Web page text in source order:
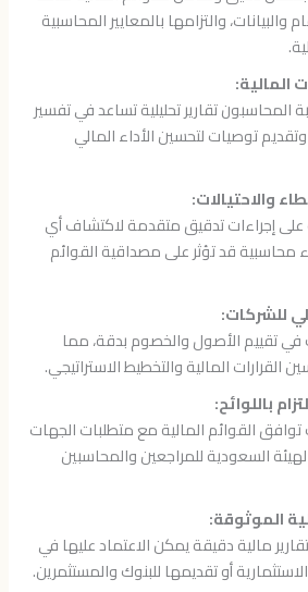
والتزامها بالمعايير المحاسبية
المالية:
المحاسبون تقارير تحليلية تساعد في تفسير
وتقديم توصيات لتحسين الأداء المالي
والاحتيالات:
على إجراءات تدقيق متقدمة لاكتشاف أي
محاسبية قد تؤثر على مصداقية القوائم
للشركات:
في تقييم الأصول والخصوم بدقة، مما
المالية والتخطيط الاستراتيجي.
باللوائح:
القوائم المالية مع متطلبات الجهات
السعودية للمراجعين والمحاسبين
الموثوقة:
مالية دقيقة يمكن الاعتماد عليها في
الاستثمارية أو تقديمها للبنوك والمستثمرين.